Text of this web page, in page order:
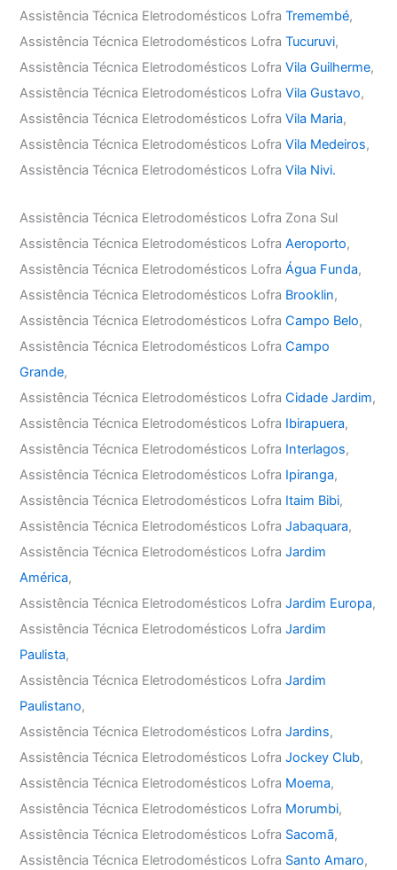
Assistência Técnica Eletrodomésticos LofraTremembé,
Assistência Técnica Eletrodomésticos LofraTucuruvi,
Assistência Técnica Eletrodomésticos LofraVila Guilherme,
Assistência Técnica Eletrodomésticos LofraVila Gustavo,
Assistência Técnica Eletrodomésticos LofraVila Maria,
Assistência Técnica Eletrodomésticos LofraVila Medeiros,
Assistência Técnica Eletrodomésticos LofraVila Nivi.
Assistência Técnica Eletrodomésticos Lofra Zona Sul
Assistência Técnica Eletrodomésticos LofraAeroporto,
Assistência Técnica Eletrodomésticos LofraÁgua Funda,
Assistência Técnica Eletrodomésticos Lofra Brooklin,
Assistência Técnica Eletrodomésticos LofraCampo Belo,
Assistência Técnica Eletrodomésticos LofraCampo
Grande,
Assistência Técnica Eletrodomésticos LofraCidade Jardim,
Assistência Técnica Eletrodomésticos Lofra Ibirapuera,
Assistência Técnica Eletrodomésticos Lofra Interlagos,
Assistência Técnica Eletrodomésticos Lofra Ipiranga,
Assistência Técnica Eletrodomésticos Lofra Itaim Bibi,
Assistência Técnica Eletrodomésticos LofraJabaquara,
Assistência Técnica Eletrodomésticos LofraJardim
América,
Assistência Técnica Eletrodomésticos LofraJardim Europa,
Assistência Técnica Eletrodomésticos LofraJardim
Paulista,
Assistência Técnica Eletrodomésticos LofraJardim
Paulistano,
Assistência Técnica Eletrodomésticos LofraJardins,
Assistência Técnica Eletrodomésticos LofraJockey Club,
Assistência Técnica Eletrodomésticos Lofra Moema,
Assistência Técnica Eletrodomésticos Lofra Morumbi,
Assistência Técnica Eletrodomésticos Lofra Sacomã,
Assistência Técnica Eletrodomésticos Lofra Santo Amaro,